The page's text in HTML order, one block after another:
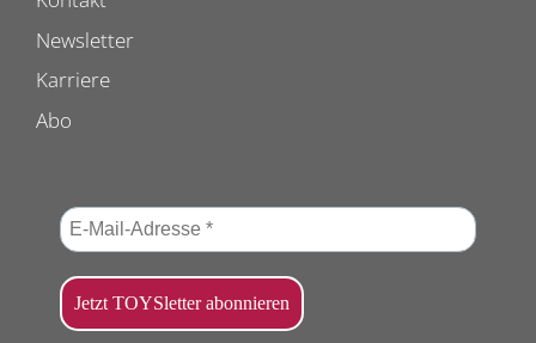
Newsletter
Karriere
Abo